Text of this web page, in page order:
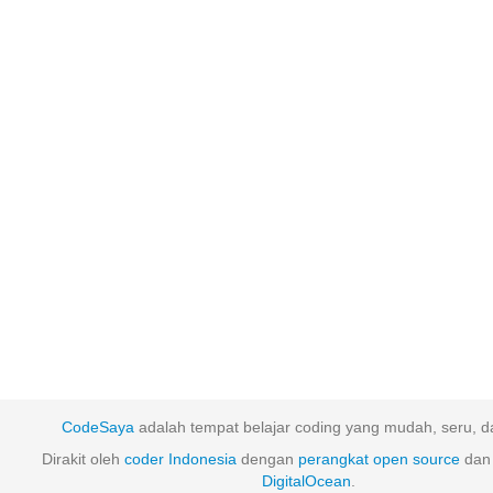
CodeSaya adalah tempat belajar coding yang mudah, seru,
Dirakit oleh coder Indonesia dengan perangkat open source
DigitalOcean